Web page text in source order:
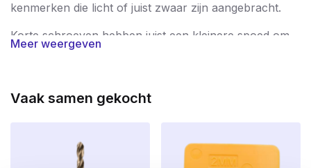
kenmerken die licht of juist zwaar zijn aangebracht.
Korte schroeven hebben juist een kleinere spoed om
daarmee een hoge uittrekwaarde te bereiken. De
waardoor deze schroeven sneller in kunnen draaien.
De focus van de SilverMate Next generation is gericht
Meer weergeven
Vaak samen gekocht